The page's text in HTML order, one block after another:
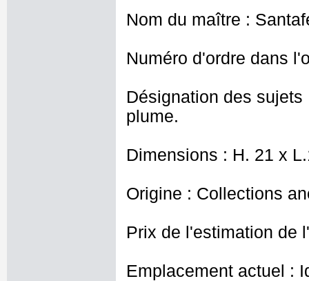
Nom du maître :
Numéro d'ordre dans
Désignation des
plume.
Dimensions : H. 21 x
Origine : Collections
Prix de l'estimation de
Emplacement actuel :